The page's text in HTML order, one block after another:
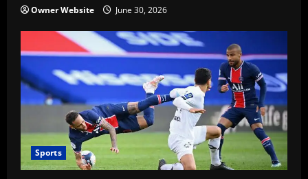
Owner Website June 30, 2026
Sports